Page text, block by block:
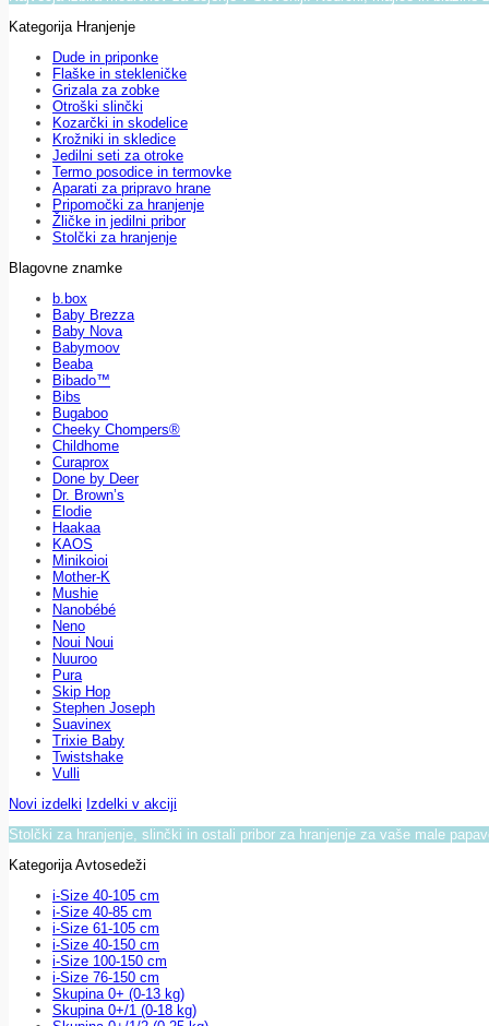
Kategorija Hranjenje
Dude in priponke
Flaške in stekleničke
Grizala za zobke
Otroški slinčki
Kozarčki in skodelice
Krožniki in skledice
Jedilni seti za otroke
Termo posodice in termovke
Aparati za pripravo hrane
Pripomočki za hranjenje
Žličke in jedilni pribor
Stolčki za hranjenje
Blagovne znamke
b.box
Baby Brezza
Baby Nova
Babymoov
Beaba
Bibado™
Bibs
Bugaboo
Cheeky Chompers®
Childhome
Curaprox
Done by Deer
Dr. Brown’s
Elodie
Haakaa
KAOS
Minikoioi
Mother-K
Mushie
Nanobébé
Neno
Noui Noui
Nuuroo
Pura
Skip Hop
Stephen Joseph
Suavinex
Trixie Baby
Twistshake
Vulli
Novi izdelki Izdelki v akciji
Stolčki za hranjenje, slinčki in ostali pribor za hranjenje za vaše male
Kategorija Avtosedeži
i-Size 40-105 cm
i-Size 40-85 cm
i-Size 61-105 cm
i-Size 40-150 cm
i-Size 100-150 cm
i-Size 76-150 cm
Skupina 0+ (0-13 kg)
Skupina 0+/1 (0-18 kg)